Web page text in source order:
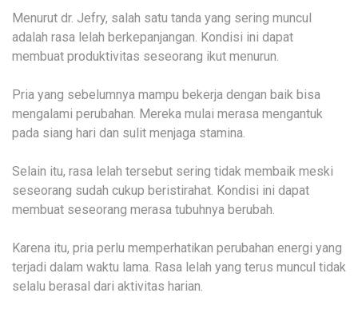
Menurut dr. Jefry, salah satu tanda yang sering muncul
adalah rasa lelah berkepanjangan. Kondisi ini dapat
membuat produktivitas seseorang ikut menurun.
Pria yang sebelumnya mampu bekerja dengan baik bisa
mengalami perubahan. Mereka mulai merasa mengantuk
pada siang hari dan sulit menjaga stamina.
Selain itu, rasa lelah tersebut sering tidak membaik meski
seseorang sudah cukup beristirahat. Kondisi ini dapat
membuat seseorang merasa tubuhnya berubah.
Karena itu, pria perlu memperhatikan perubahan energi yang
terjadi dalam waktu lama. Rasa lelah yang terus muncul tidak
selalu berasal dari aktivitas harian.